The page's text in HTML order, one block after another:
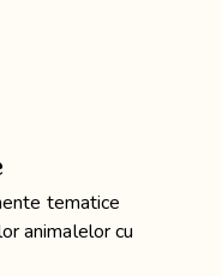
tematice
animalelor cu